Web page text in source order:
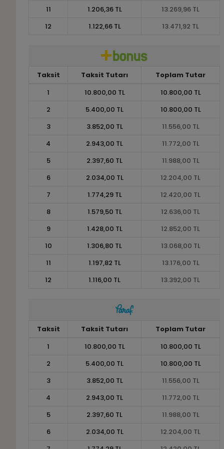
11 1.206,36 TL
13.269,96 TL
12
1.122,66 TL 13.471,92 TL
Taksit Taksit Tutarı
Toplam Tutar
1
10.800,00 TL
10.800,00 TL
2
5.400,00 TL
10.800,00 TL
3
3.852,00 TL
11.556,00 TL
4
2.943,00 TL
11.772,00 TL
5
2.397,60 TL
11.988,00 TL
6
2.034,00 TL
12.204,00 TL
7
1.774,29 TL
12.420,00 TL
8
1.579,50 TL
12.636,00 TL
9
1.428,00 TL
12.852,00 TL
10
1.306,80 TL
13.068,00 TL
11
1.197,82 TL
13.176,00 TL
12
1.116,00 TL 13.392,00 TL
Taksit Taksit Tutarı
Toplam Tutar
1
10.800,00 TL
10.800,00 TL
2
5.400,00 TL
10.800,00 TL
3
3.852,00 TL
11.556,00 TL
4
2.943,00 TL
11.772,00 TL
5
2.397,60 TL
11.988,00 TL
6
2.034,00 TL
12.204,00 TL